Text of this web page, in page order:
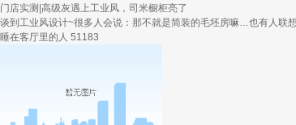
门店实测|高级灰遇上工业风，司米橱柜亮了
谈到工业风设计~很多人会说：那不就是简装的毛坯房嘛…也有人联
睡在客厅里的人 51183